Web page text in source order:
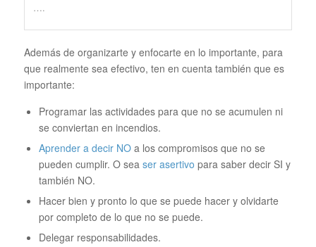
….
Además de organizarte y enfocarte en lo importante, para
que realmente sea efectivo, ten en cuenta también que es
importante:
Programar las actividades para que no se acumulen ni
se conviertan en incendios.
Aprender a decir NOa los compromisos que no se
pueden cumplir. O sea ser asertivo para saber decir SI y
también NO.
Hacer bien y pronto lo que se puede hacer y olvidarte
por completo de lo que no se puede.
Delegar responsabilidades.